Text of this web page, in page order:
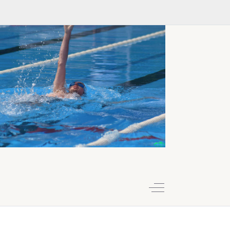
Off-Canvas Toggle